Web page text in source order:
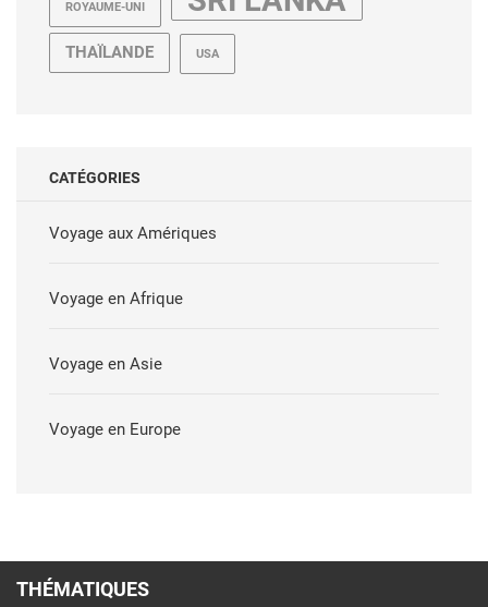
ROYAUME-UNI
THAÏLANDE USA
CATÉGORIES
Voyage aux Amériques
Voyage en Afrique
Voyage en Asie
Voyage en Europe
THÉMATIQUES